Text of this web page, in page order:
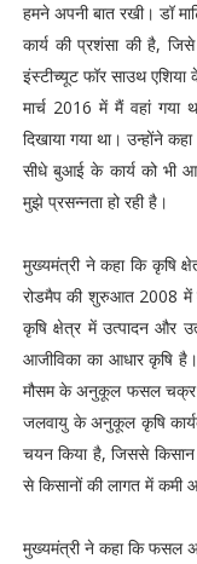
हमने अपनी बात रखी। डॉ
कार्य की प्रशंसा की है,
इंस्टीच्यूट फॉर साउथ
मार्च 2016 में मैं वहां
दिखाया गया था। उन्होंने
सीधे बुआई के कार्य को भी
मुझे प्रसन्नता हो रही है।
मुख्यमंत्री ने कहा कि कृषि
रोडमैप की शुरुआत 2008 में
कृषि क्षेत्र में उत्पादन और
आजीविका का आधार कृषि
मौसम के अनुकूल फसल चक्र
जलवायु के अनुकूल कृषि
चयन किया है, जिससे
से किसानों की लागत में कमी
मुख्यमंत्री ने कहा कि फसल